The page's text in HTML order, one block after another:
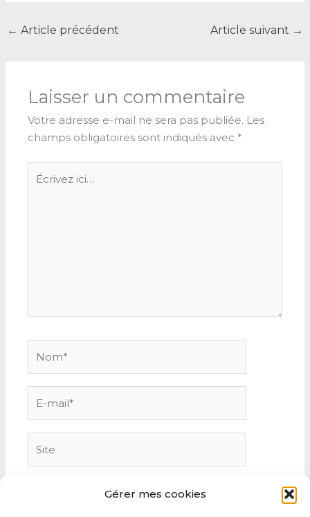
Gérer mes cookies
← Article précédent Article suivant →
Laisser un commentaire
Votre adresse e-mail ne sera pas publiée. Les
champs obligatoires sont indiqués avec *
ici…
mail*